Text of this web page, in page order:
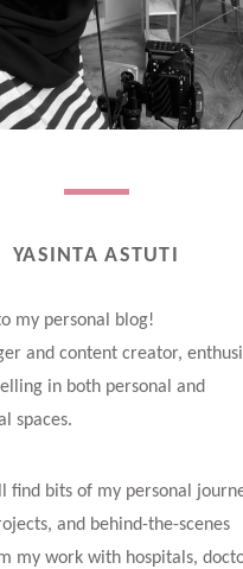
YASINTA ASTUTI
my personal blog!
and content creator,
in both personal and
spaces.
find bits of my personal
and behind-the-scenes
my work with hospitals,